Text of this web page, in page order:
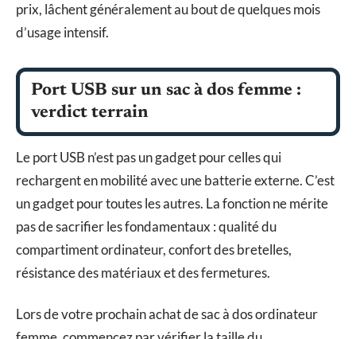
prix, lâchent généralement au bout de quelques mois
d’usage intensif.
Port USB sur un sac à dos femme :
verdict terrain
Le port USB n’est pas un gadget pour celles qui
rechargent en mobilité avec une batterie externe. C’est
un gadget pour toutes les autres. La fonction ne mérite
pas de sacrifier les fondamentaux : qualité du
compartiment ordinateur, confort des bretelles,
résistance des matériaux et des fermetures.
Lors de votre prochain achat de sac à dos ordinateur